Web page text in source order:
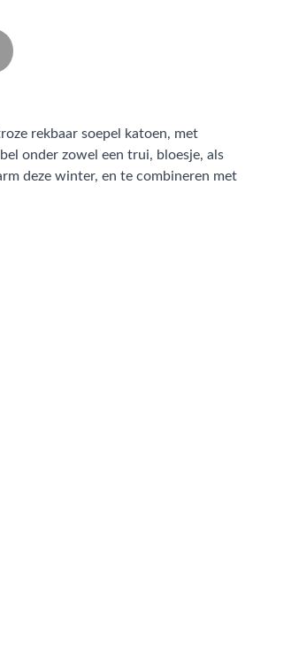
rekbaar soepel katoen, met
onder zowel een trui, bloesje, als
deze winter, en te combineren met